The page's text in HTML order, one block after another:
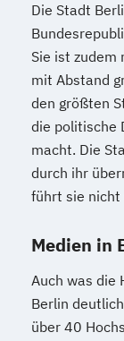
Die Stadt
Sie ist zudem
mit Abstand
den größten
die politische
macht. Die
durch ihr
führt sie nicht
Medien in
Auch was die
Berlin
über 40